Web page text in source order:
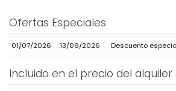
Ofertas Especiales
01/07/2026 13/09/2026 Descuento
Incluido en el precio del alquiler